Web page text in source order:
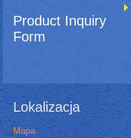
Product Inquiry
Form
Lokalizacja
Mapa